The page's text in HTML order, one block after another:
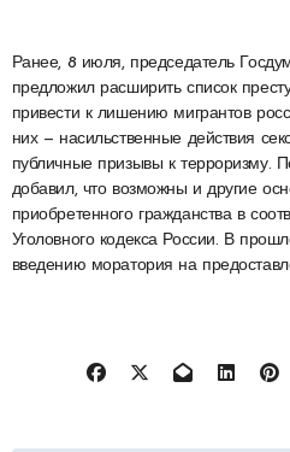
Ранее, 8 июля, председатель
предложил расширить список
привести к лишению мигрантов
них — насильственные действия
публичные призывы к терроризму.
добавил, что возможны и другие
приобретенного гражданства в
Уголовного кодекса России. В
введению моратория на